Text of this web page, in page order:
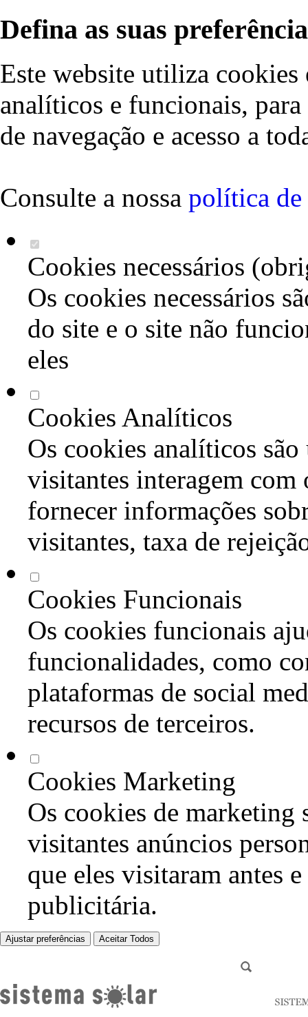
Defina as suas
Este website utiliza cookies
analíticos e funcionais,
de navegação e acesso a
Consulte a nossa política de
Cookies necessários
Os cookies necessários
do site e o site não
eles
Cookies Analíticos
Os cookies analíticos são
visitantes interagem com
fornecer informações
visitantes, taxa de
Cookies Funcionais
Os cookies funcionais
funcionalidades, como
plataformas de social
recursos de terceiros.
Cookies Marketing
Os cookies de marketing
visitantes anúncios
que eles visitaram antes
publicitária.
Ajustar preferências Aceitar Todos